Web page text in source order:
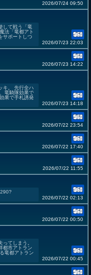
2026/07/24 09:50
して戦う「竜
法「竜都アト
サポートしつ
2026/07/23 22:03
2026/07/23 14:22
キ。 先行全ハ
竜騎隊効果で
果で手札誘発
2026/07/23 14:18
2026/07/22 23:54
2026/07/22 17:40
2026/07/22 11:55
2026/07/22 02:13
2026/07/22 00:50
てしまう。
都市アトラン
竜都アトラン
2026/07/22 00:45